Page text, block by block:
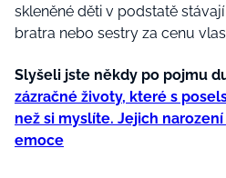
skleněné děti v podstatě
bratra nebo sestry za cenu
Slyšeli jste někdy po pojmu
zázračné životy, které s
než si myslíte. Jejich
emoce